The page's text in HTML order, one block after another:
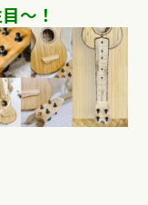
〜！